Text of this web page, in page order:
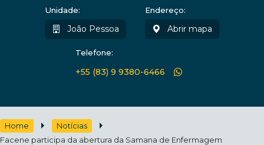
Unidade:
João Pessoa
Endereço:
Abrir mapa
Telefone:
+55 (83) 9 9380-6466
Home
Notícias
Facene participa da abertura da Samana de Enfermagem